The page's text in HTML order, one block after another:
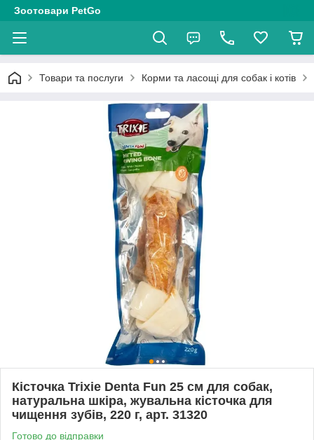
Зоотовари PetGo
Товари та послуги Корми та ласощі для собак і котів
Кісточка Trixie Denta Fun 25 см для собак,
натуральна шкіра, жувальна кісточка для
чищення зубів, 220 г, арт. 31320
Готово до відправки